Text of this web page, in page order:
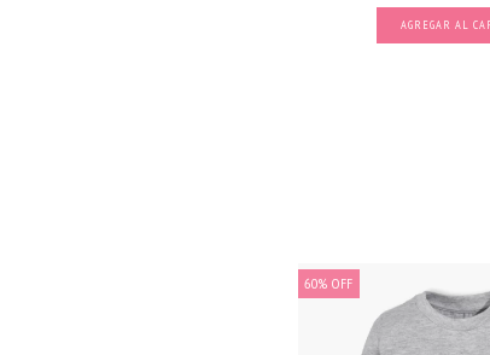
AGREGAR AL
60% OFF